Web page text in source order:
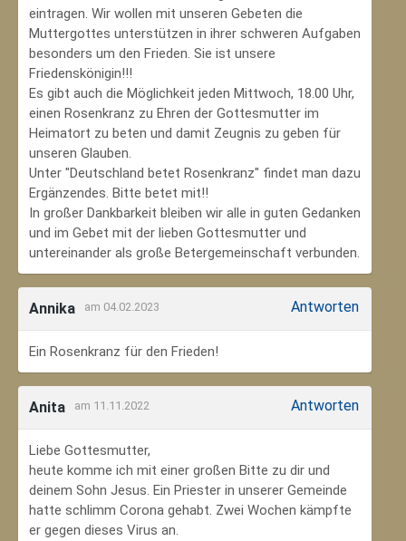
eintragen. Wir wollen mit unseren Gebeten die
Muttergottes unterstützen in ihrer schweren Aufgaben
besonders um den Frieden. Sie ist unsere
Friedenskönigin!!!
Es gibt auch die Möglichkeit jeden Mittwoch, 18.00 Uhr,
einen Rosenkranz zu Ehren der Gottesmutter im
Heimatort zu beten und damit Zeugnis zu geben für
unseren Glauben.
Unter "Deutschland betet Rosenkranz" findet man dazu
Ergänzendes. Bitte betet mit!!
In großer Dankbarkeit bleiben wir alle in guten Gedanken
und im Gebet mit der lieben Gottesmutter und
untereinander als große Betergemeinschaft verbunden.
Annika am 04.02.2023 Antworten
Ein Rosenkranz für den Frieden!
Anita am 11.11.2022 Antworten
Liebe Gottesmutter,
heute komme ich mit einer großen Bitte zu dir und
deinem Sohn Jesus. Ein Priester in unserer Gemeinde
hatte schlimm Corona gehabt. Zwei Wochen kämpfte
er gegen dieses Virus an.